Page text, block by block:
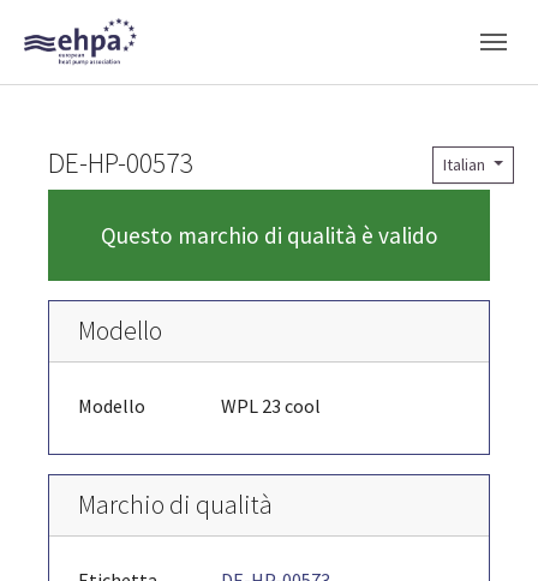
Skip to main navigation
Skip to main content
Skip to page footer
Italian
DE-HP-00573
Questo marchio di qualità è valido
Modello
Modello WPL 23 cool
Marchio di qualità